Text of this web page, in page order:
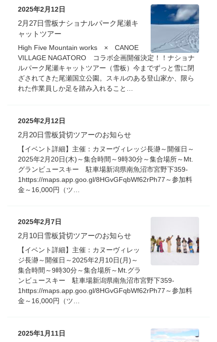
2025年2月12日
2月27日雪板ナショナルパーク尾瀬キ
ャットツアー
High Five Mountain works × CANOE
VILLAGE NAGATORO コラボ企画開催決定！！ナショナ
ルパーク尾瀬キャットツアー（雪板）今までずっと雪に閉
ざされてきた尾瀬国立公園。スキルのある登山家か、限ら
れた作業員しか足を踏み入れること…
2025年2月12日
2月20日雪板貸切ツアーのお知らせ
【イベント詳細】主催：カヌーヴィレッジ長瀞～開催日～
2025年2月20日(木)～集合時間～9時30分～集合場所～Mt.
グランビュースキー 駐車場新潟県南魚沼市宮野下359-
1https://maps.app.goo.gl/8HGvGFqbWf62rPh77～参加料
金～16,000円（ツ…
2025年2月7日
2月10日雪板貸切ツアーのお知らせ
【イベント詳細】主催：カヌーヴィレッ
ジ長瀞～開催日～2025年2月10日(月)～
集合時間～9時30分～集合場所～Mt.グラ
ンビュースキー 駐車場新潟県南魚沼市宮野下359-
1https://maps.app.goo.gl/8HGvGFqbWf62rPh77～参加料
金～16,000円（ツ…
2025年1月11日